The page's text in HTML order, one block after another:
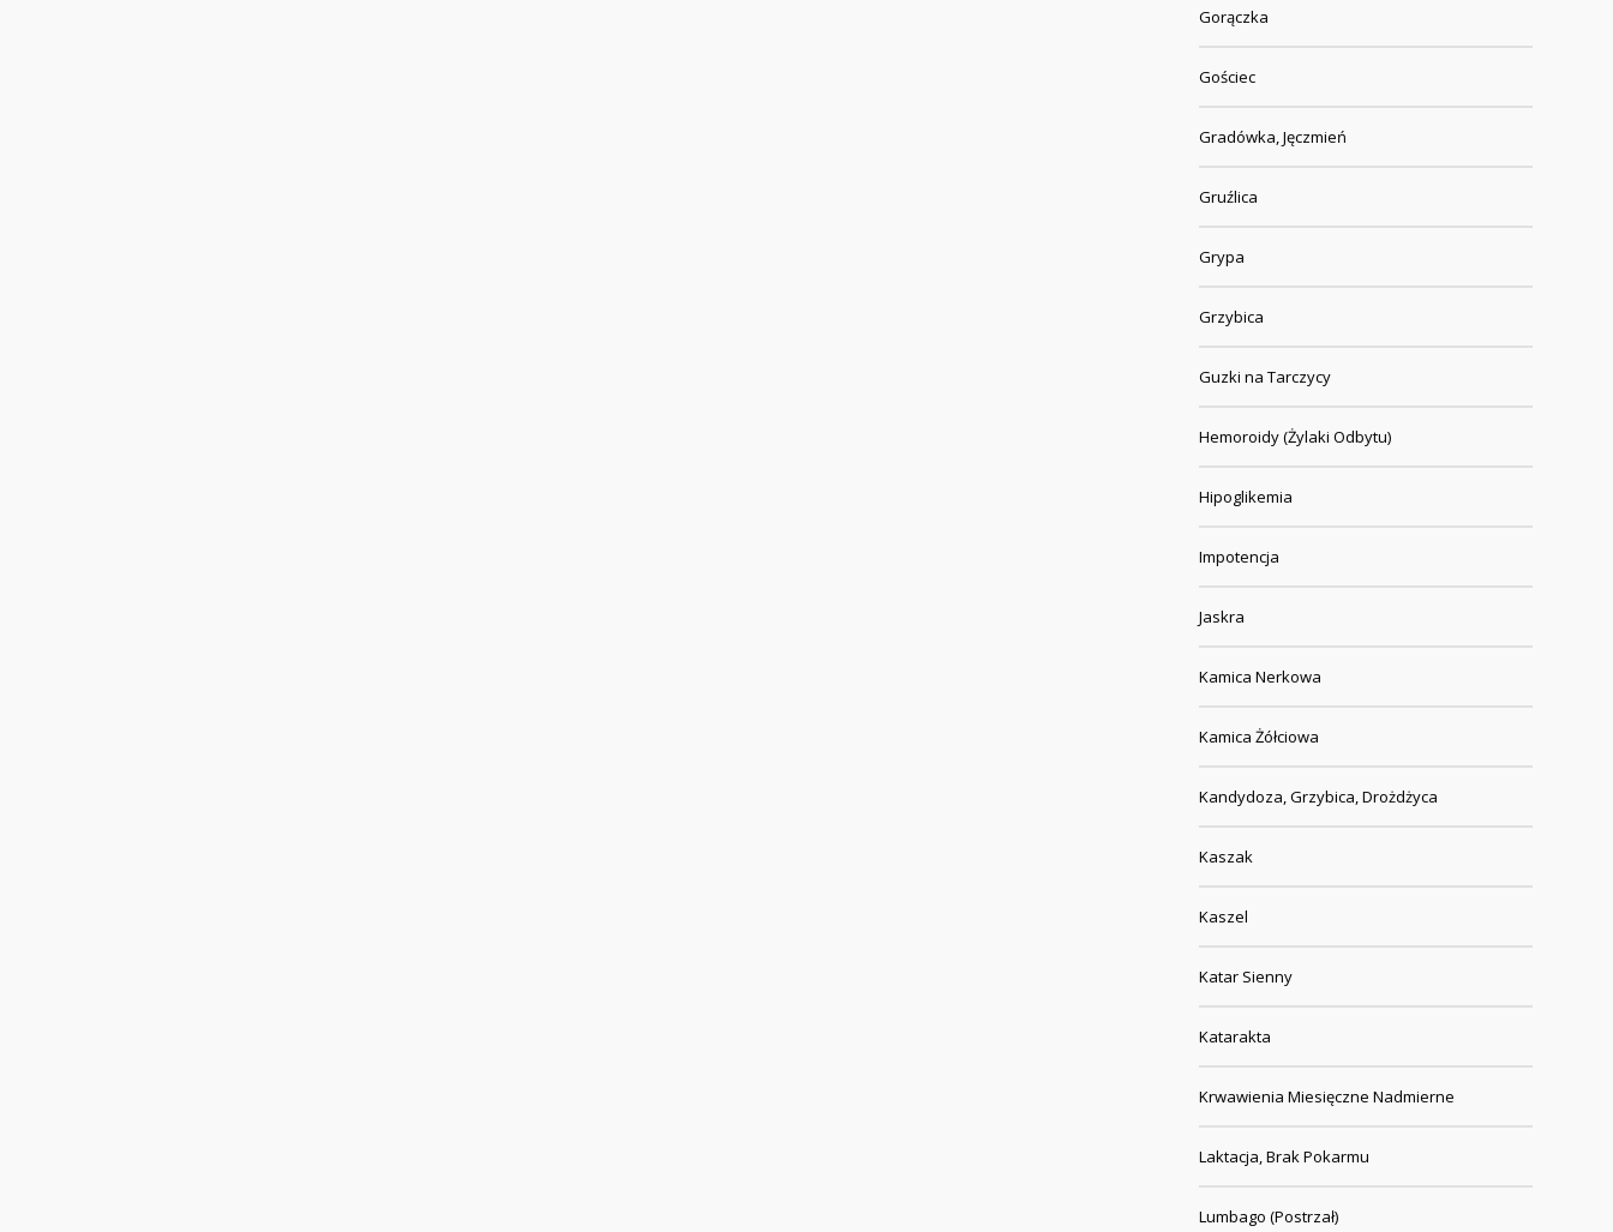
Gorączka
Gościec
Gradówka, Jęczmień
Gruźlica
Grypa
Grzybica
Guzki na Tarczycy
Hemoroidy (Żylaki Odbytu)
Hipoglikemia
Impotencja
Jaskra
Kamica Nerkowa
Kamica Żółciowa
Kandydoza, Grzybica, Drożdżyca
Kaszak
Kaszel
Katar Sienny
Katarakta
Krwawienia Miesięczne Nadmierne
Laktacja, Brak Pokarmu
Lumbago (Postrzał)